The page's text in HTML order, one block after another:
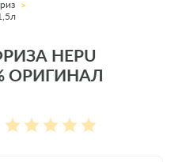
HEPU
ОРИГИНАЛ